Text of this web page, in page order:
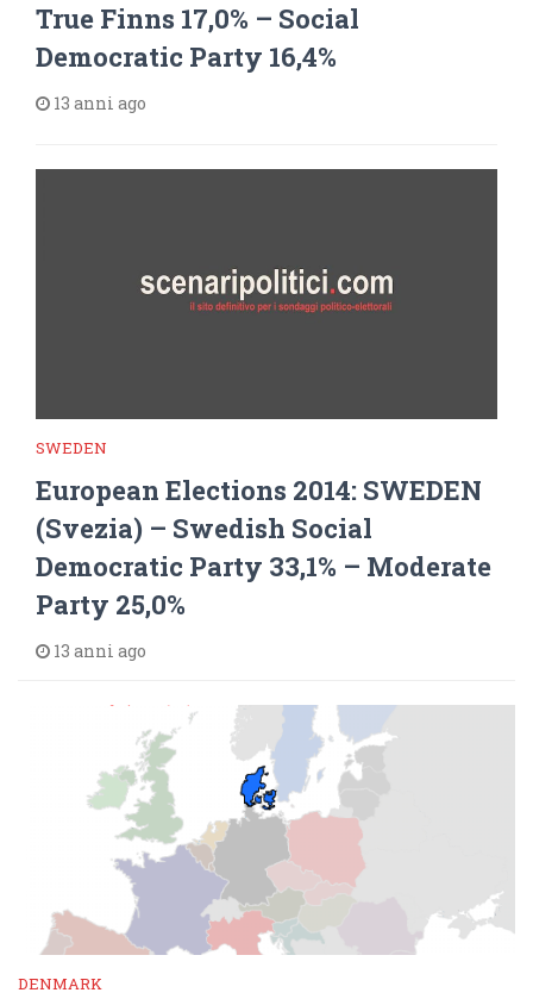
True Finns 17,0% – Social
Democratic Party 16,4%
13 anni ago
SWEDEN
European Elections 2014: SWEDEN
(Svezia) – Swedish Social
Democratic Party 33,1% – Moderate
Party 25,0%
13 anni ago
DENMARK